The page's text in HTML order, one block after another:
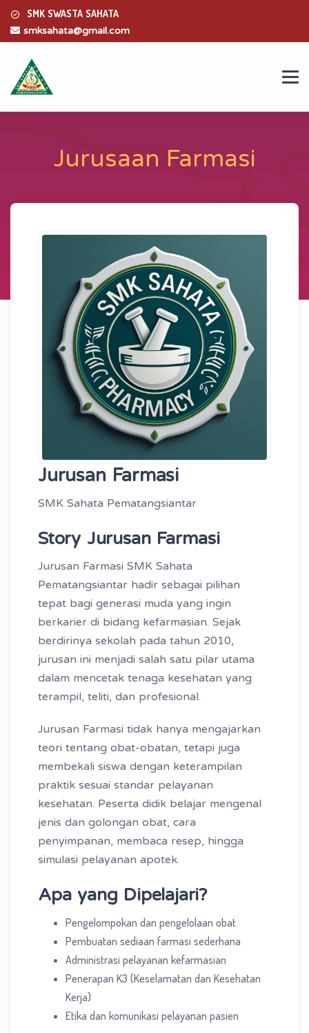
SMK SWASTA SAHATA
smksahata@gmail.com
Jurusaan Farmasi
Jurusan Farmasi
SMK Sahata Pematangsiantar
Story Jurusan Farmasi
Jurusan Farmasi SMK Sahata
Pematangsiantar hadir sebagai pilihan
tepat bagi generasi muda yang ingin
berkarier di bidang kefarmasian. Sejak
berdirinya sekolah pada tahun 2010,
jurusan ini menjadi salah satu pilar utama
dalam mencetak tenaga kesehatan yang
terampil, teliti, dan profesional.
Jurusan Farmasi tidak hanya mengajarkan
teori tentang obat-obatan, tetapi juga
membekali siswa dengan keterampilan
praktik sesuai standar pelayanan
kesehatan. Peserta didik belajar mengenal
jenis dan golongan obat, cara
penyimpanan, membaca resep, hingga
simulasi pelayanan apotek.
Apa yang Dipelajari?
Pengelompokan dan pengelolaan obat
Pembuatan sediaan farmasi sederhana
Administrasi pelayanan kefarmasian
Penerapan K3 (Keselamatan dan Kesehatan
Kerja)
Etika dan komunikasi pelayanan pasien